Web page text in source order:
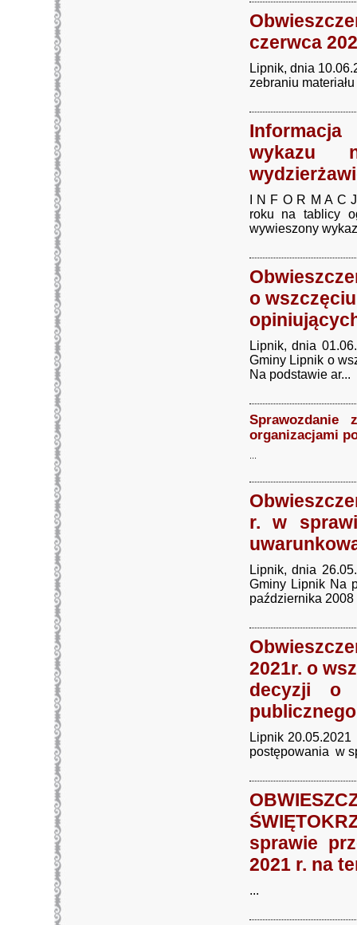
czerwca
Lipnik, dnia
zebraniu
wykazu
I N F O R M A C
roku na tablicy
wywieszony
o
Lipnik, dnia
Gminy Lipnik o
Na podstawie ar...
organizacjami
r. w
Lipnik, dnia
Gminy Lipnik Na
października 2008
2021r. o
decyzji o
Lipnik
postępowania w
sprawie
2021 r. na
...